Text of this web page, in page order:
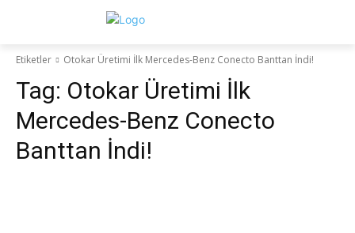
Etiketler Otokar Üretimi İlk Mercedes-Benz Conecto Banttan İndi!
Tag: Otokar Üretimi İlk
Mercedes-Benz Conecto
Banttan İndi!